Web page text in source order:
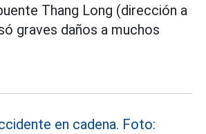
Thang Long (dirección a
graves daños a muchos